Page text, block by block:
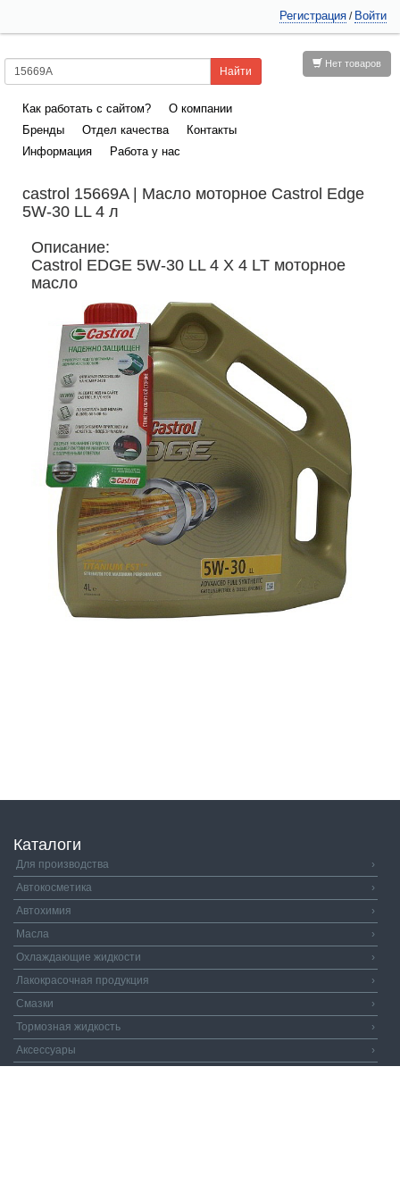
Регистрация / Войти
Нет товаров
Как работать с сайтом?
О компании
Бренды
Отдел качества
Контакты
Информация
Работа у нас
castrol 15669A | Масло моторное Castrol Edge
5W-30 LL 4 л
Описание:
Castrol EDGE 5W-30 LL 4 X 4 LT моторное
масло
Каталоги
Для производства
›
Автокосметика
›
Автохимия
›
Масла
›
Охлаждающие жидкости
›
Лакокрасочная продукция
›
Смазки
›
Тормозная жидкость
›
Аксессуары
›